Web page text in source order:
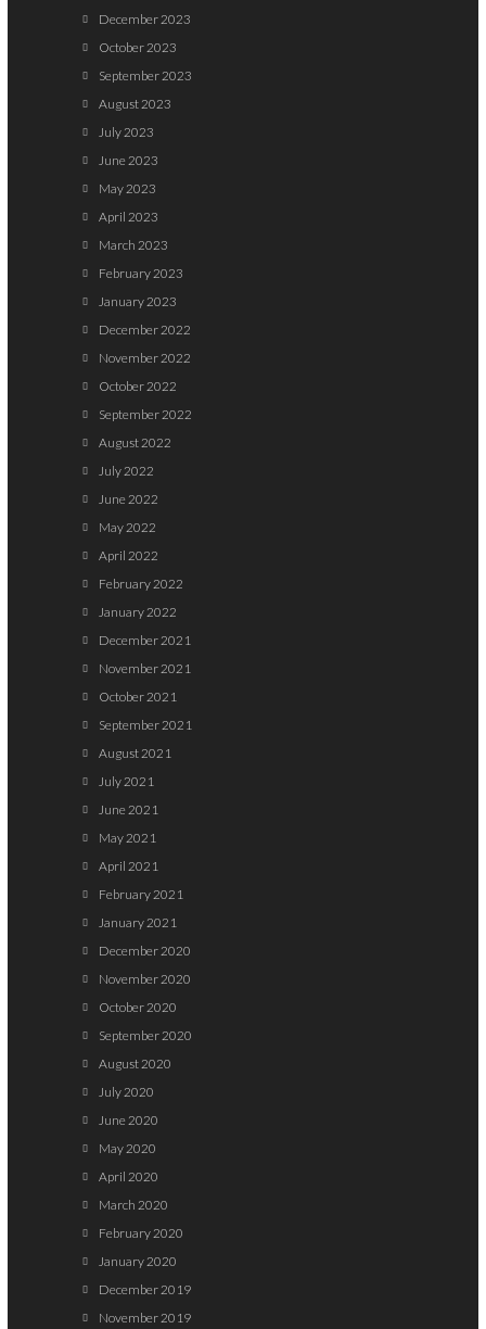
December 2023
October 2023
September 2023
August 2023
July 2023
June 2023
May 2023
April 2023
March 2023
February 2023
January 2023
December 2022
November 2022
October 2022
September 2022
August 2022
July 2022
June 2022
May 2022
April 2022
February 2022
January 2022
December 2021
November 2021
October 2021
September 2021
August 2021
July 2021
June 2021
May 2021
April 2021
February 2021
January 2021
December 2020
November 2020
October 2020
September 2020
August 2020
July 2020
June 2020
May 2020
April 2020
March 2020
February 2020
January 2020
December 2019
November 2019